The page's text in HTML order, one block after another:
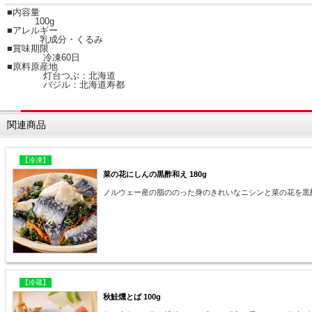
■内容量
100g
■アレルギー
乳成分・くるみ
■賞味期限
冷凍60日
■原料原産地
灯台つぶ：北海道
バジル：北海道寿都
関連商品
【冷凍】
菜の花にしんの黒酢和え 180g
ノルウェー産の脂ののった身のきれいなニシンと菜の花を黒
【冷蔵】
秋鮭燻とば 100g